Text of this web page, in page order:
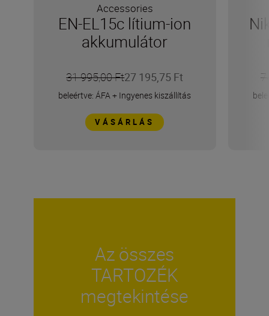
Accessories
EN-EL15c lítium-ion
akkumulátor
31 995,00 Ft27 195,75 Ft
beleértve: ÁFA+ Ingyenes kiszállítás
VÁSÁRLÁS
Az összes
TARTOZÉK
megtekintése